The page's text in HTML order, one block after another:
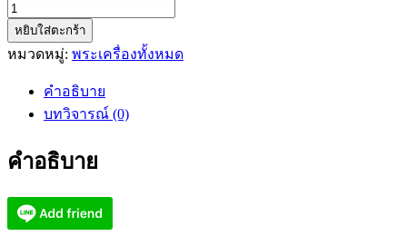
จำนวน
หลวง
พ่อ
ตะกรุด
แปลง
หยิบใส่ตะกร้า
หมวดหมู่: พระเครื่องทั้งหมด
คำอธิบาย
บทวิจารณ์ (0)
คำอธิบาย